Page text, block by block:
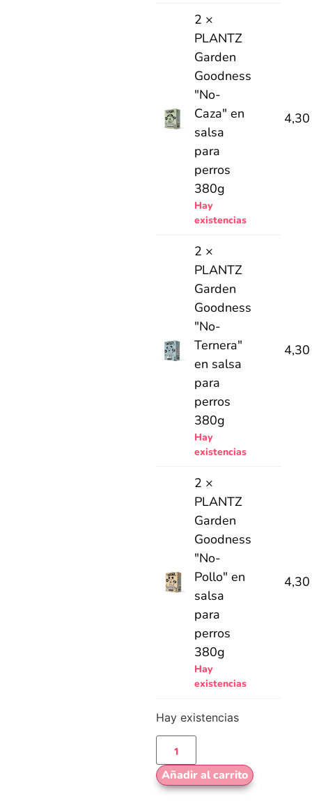
2 ×
PLANTZ
Garden
Goodness
"No-
Caza" en
salsa
para
perros
380g
Hay
existencias
2 ×
PLANTZ
Garden
Goodness
"No-
Ternera"
en salsa
para
perros
380g
Hay
existencias
2 ×
PLANTZ
Garden
Goodness
"No-
Pollo" en
salsa
para
perros
380g
Hay
existencias
Hay existencias
Añadir al carrito